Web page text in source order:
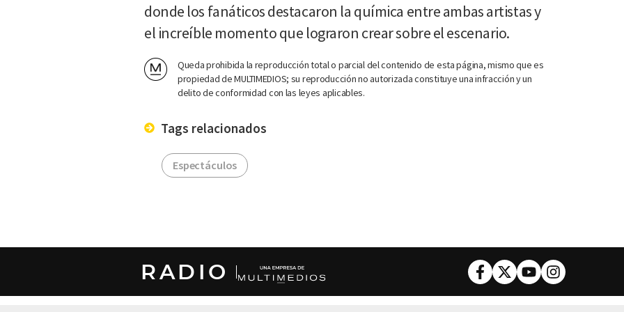
donde los fanáticos destacaron la química entre ambas artistas y
el increíble momento que lograron crear sobre el escenario.
Queda prohibida la reproducción total o parcial del contenido de esta página, mismo que es
propiedad de MULTIMEDIOS; su reproducción no autorizada constituye una infracción y un
delito de conformidad con las leyes aplicables.
Tags relacionados
Espectáculos
RADIO Facebook
TwitterYoutubeInstagram